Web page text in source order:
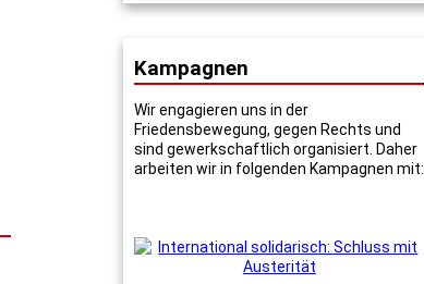
Kampagnen
Wir engagieren uns in der
Friedensbewegung, gegen Rechts und
sind gewerkschaftlich organisiert. Daher
arbeiten wir in folgenden Kampagnen mit: